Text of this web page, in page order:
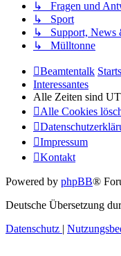
↳ Fragen und
↳ Sport
↳ Support, News
↳ Mülltonne
Beamtentalk
Interessantes
Alle Zeiten sind
Alle Cookies
Impressum
Kontakt
Powered by phpBB®
Deutsche Übersetzung
Datenschutz |